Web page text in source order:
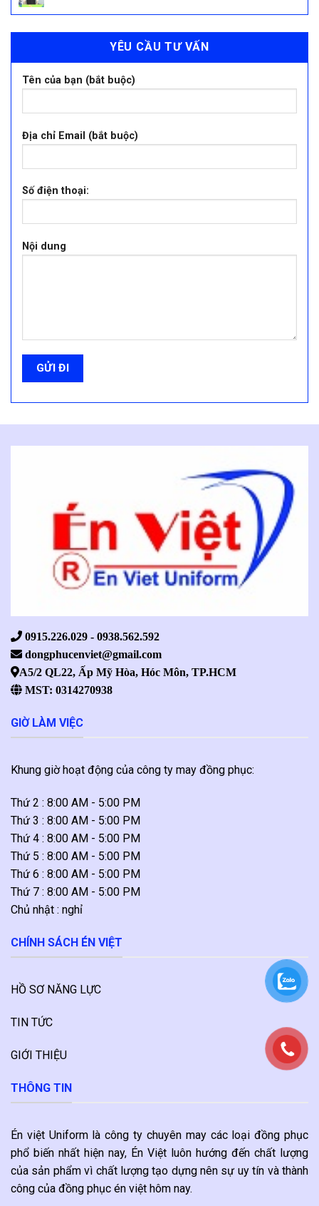
YÊU CẦU TƯ VẤN
Tên của bạn (bắt buộc)
Địa chỉ Email (bắt buộc)
Số điện thoại:
Nội dung
0915.226.029 - 0938.562.592
dongphucenviet@gmail.com
A5/2 QL22, Ấp Mỹ Hòa, Hóc Môn, TP.HCM
MST: 0314270938
GIỜ LÀM VIỆC
Khung giờ hoạt động của công ty may đồng phục:
Thứ 2 : 8:00 AM - 5:00 PM
Thứ 3 : 8:00 AM - 5:00 PM
Thứ 4 : 8:00 AM - 5:00 PM
Thứ 5 : 8:00 AM - 5:00 PM
Thứ 6 : 8:00 AM - 5:00 PM
Thứ 7 : 8:00 AM - 5:00 PM
Chủ nhật : nghỉ
CHÍNH SÁCH ÉN VIỆT
HỒ SƠ NĂNG LỰC
TIN TỨC
GIỚI THIỆU
THÔNG TIN
Én việt Uniform là công ty chuyên may các loại đồng phục
phổ biến nhất hiện nay, Én Việt luôn hướng đến chất lượng
của sản phẩm vì chất lượng tạo dựng nên sự uy tín và thành
công của đồng phục én việt hôm nay.